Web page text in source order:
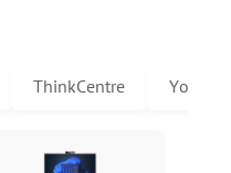
ThinkCentre Yoga